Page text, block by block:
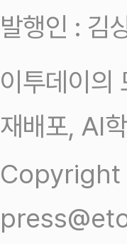
발행인 : 김
이투데이의
재배포, AI
Copyright